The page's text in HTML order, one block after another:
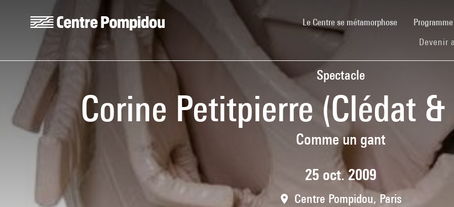
Centre Pompidou
Le Centre se métamorphose(current)Programme
Devenir
Spectacle
Corine Petitpierre (Clédat
Comme un gant
25 oct. 2009
Centre Pompidou, Paris